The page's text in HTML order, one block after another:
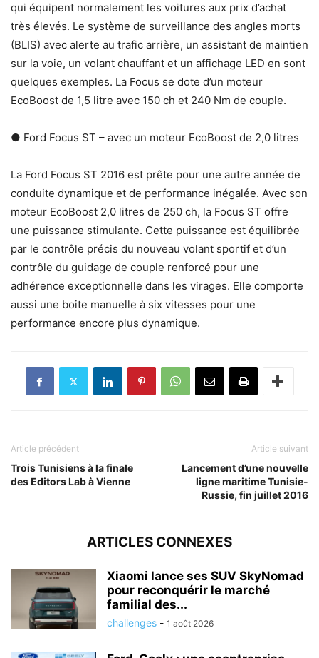
qui équipent normalement les voitures aux prix d’achat
très élevés. Le système de surveillance des angles morts
(BLIS) avec alerte au trafic arrière, un assistant de maintien
sur la voie, un volant chauffant et un affichage LED en sont
quelques exemples. La Focus se dote d’un moteur
EcoBoost de 1,5 litre avec 150 ch et 240 Nm de couple.
● Ford Focus ST – avec un moteur EcoBoost de 2,0 litres
La Ford Focus ST 2016 est prête pour une autre année de
conduite dynamique et de performance inégalée. Avec son
moteur EcoBoost 2,0 litres de 250 ch, la Focus ST offre
une puissance stimulante. Cette puissance est équilibrée
par le contrôle précis du nouveau volant sportif et d’un
contrôle du guidage de couple renforcé pour une
adhérence exceptionnelle dans les virages. Elle comporte
aussi une boite manuelle à six vitesses pour une
performance encore plus dynamique.
Article précédent
Trois Tunisiens à la finale
des Editors Lab à Vienne
Article suivant
Lancement d’une nouvelle
ligne maritime Tunisie-
Russie, fin juillet 2016
ARTICLES CONNEXES
Xiaomi lance ses SUV SkyNomad
pour reconquérir le marché
familial des...
challenges - 1 août 2026